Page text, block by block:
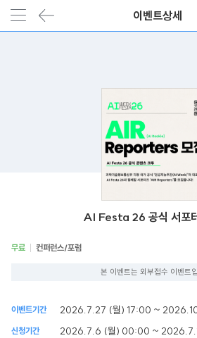
이벤트상세
AI Festa 26 공식 서포
무료 컨퍼런스/포럼
본 이벤트는 외부접수 이벤트
이벤트기간 2026.7.27 (월) 17:00 ~
신청기간 2026.7.6 (월) 00:00 ~